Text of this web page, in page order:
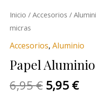
Inicio / Accesorios /
micras
Accesorios, Aluminio
Papel
6,95€ 5,95 €